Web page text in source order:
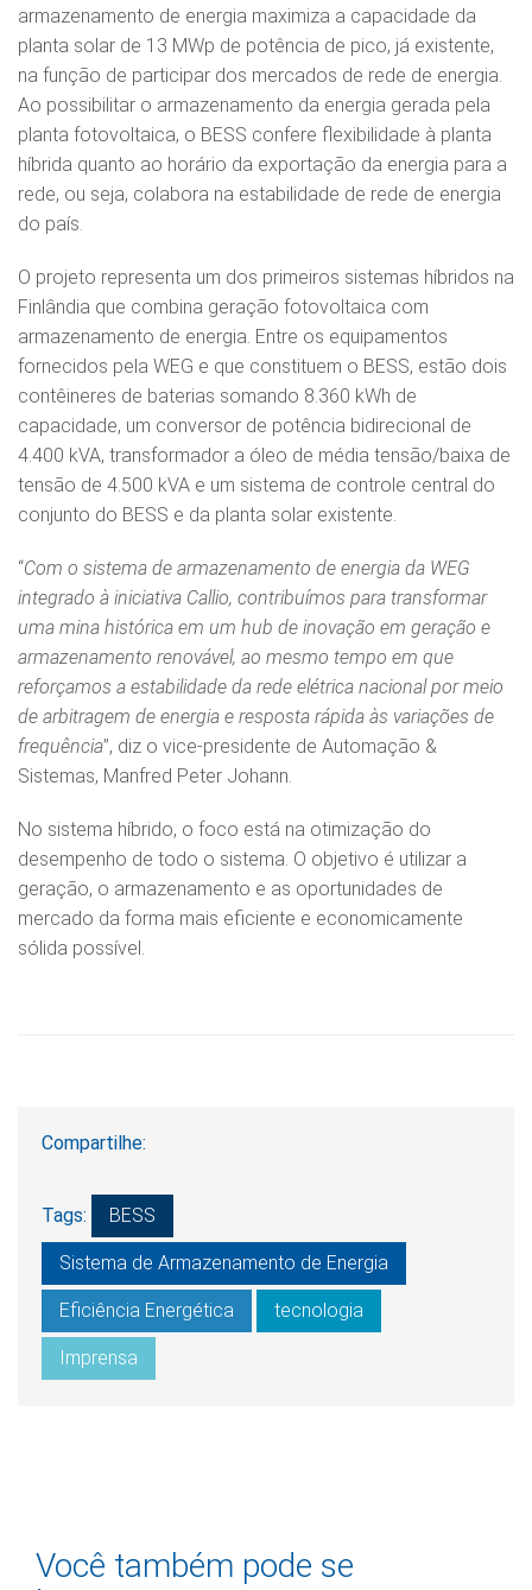
armazenamento de energia maximiza a capacidade da
planta solar de 13 MWp de potência de pico, já existente,
na função de participar dos mercados de rede de energia.
Ao possibilitar o armazenamento da energia gerada pela
planta fotovoltaica, o BESS confere flexibilidade à planta
híbrida quanto ao horário da exportação da energia para a
rede, ou seja, colabora na estabilidade de rede de energia
do país.
O projeto representa um dos primeiros sistemas híbridos na
Finlândia que combina geração fotovoltaica com
armazenamento de energia. Entre os equipamentos
fornecidos pela WEG e que constituem o BESS, estão dois
contêineres de baterias somando 8.360 kWh de
capacidade, um conversor de potência bidirecional de
4.400 kVA, transformador a óleo de média tensão/baixa de
tensão de 4.500 kVA e um sistema de controle central do
conjunto do BESS e da planta solar existente.
“Com o sistema de armazenamento de energia da WEG
integrado à iniciativa Callio, contribuímos para transformar
uma mina histórica em um hub de inovação em geração e
armazenamento renovável, ao mesmo tempo em que
reforçamos a estabilidade da rede elétrica nacional por meio
de arbitragem de energia e resposta rápida às variações de
frequência”, diz o vice-presidente de Automação &
Sistemas, Manfred Peter Johann.
No sistema híbrido, o foco está na otimização do
desempenho de todo o sistema. O objetivo é utilizar a
geração, o armazenamento e as oportunidades de
mercado da forma mais eficiente e economicamente
sólida possível.
Compartilhe:
Tags: BESS
Sistema de Armazenamento de Energia
Eficiência Energética tecnologia
Imprensa
Você também pode se